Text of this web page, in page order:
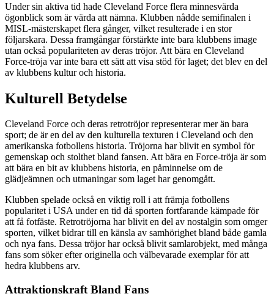
Under sin aktiva tid hade Cleveland Force flera minnesvärda
ögonblick som är värda att nämna. Klubben nådde semifinalen i
MISL-mästerskapet flera gånger, vilket resulterade i en stor
följarskara. Dessa framgångar förstärkte inte bara klubbens image
utan också populariteten av deras tröjor. Att bära en Cleveland
Force-tröja var inte bara ett sätt att visa stöd för laget; det blev en del
av klubbens kultur och historia.
Kulturell Betydelse
Cleveland Force och deras retrotröjor representerar mer än bara
sport; de är en del av den kulturella texturen i Cleveland och den
amerikanska fotbollens historia. Tröjorna har blivit en symbol för
gemenskap och stolthet bland fansen. Att bära en Force-tröja är som
att bära en bit av klubbens historia, en påminnelse om de
glädjeämnen och utmaningar som laget har genomgått.
Klubben spelade också en viktig roll i att främja fotbollens
popularitet i USA under en tid då sporten fortfarande kämpade för
att få fotfäste. Retrotröjorna har blivit en del av nostalgin som omger
sporten, vilket bidrar till en känsla av samhörighet bland både gamla
och nya fans. Dessa tröjor har också blivit samlarobjekt, med många
fans som söker efter originella och välbevarade exemplar för att
hedra klubbens arv.
Attraktionskraft Bland Fans